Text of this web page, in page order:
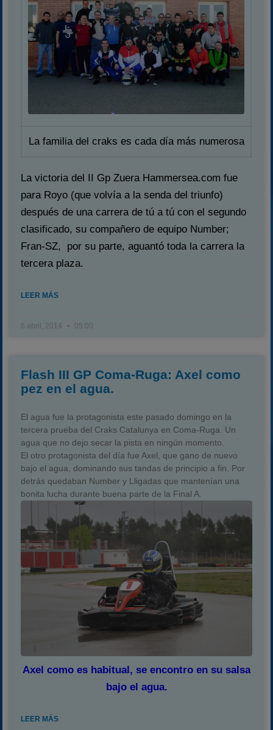
La familia del craks es cada día más numerosa
La victoria del II Gp Zuera Hammersea.com fue
para Royo (que volvía a la senda del triunfo)
después de una carrera de tú a tú con el segundo
clasificado, su compañero de equipo Number;
Fran-SZ, por su parte, aguantó toda la carrera la
tercera plaza.
LEER MÁS
6 abril, 2014 05:00
Flash III GP Coma-Ruga: Axel como
pez en el agua.
El agua fue la protagonista este pasado domingo en la
tercera prueba del Craks Catalunya en Coma-Ruga. Un
agua que no dejo secar la pista en ningún momento.
El otro protagonista del día fue Axel, que gano de nuevo
bajo el agua, dominando sus tandas de principio a fin. Por
detrás quedaban Number y Lligadas que mantenían una
bonita lucha durante buena parte de la Final A.
Axel como es habitual, se encontro en su salsa
bajo el agua.
LEER MÁS